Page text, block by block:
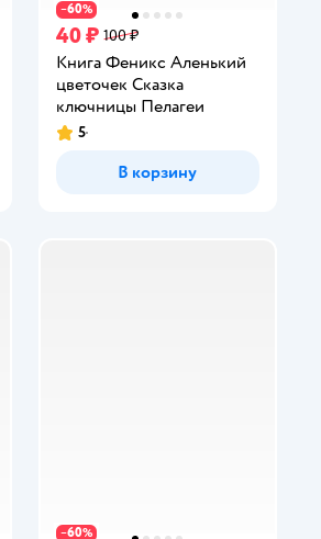
−60%
40 ₽ 100 ₽
Книга Феникс Аленький
цветочек Сказка
ключницы Пелагеи
Рейтинг:
5
В корзину
−60%